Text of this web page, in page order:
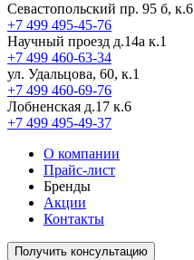
Севастопольский пр. 95 б, к.6
+7 499 495-45-76
Научный проезд д.14а к.1
+7 499 460-63-34
ул. Удальцова, 60, к.1
+7 499 460-69-76
Лобненская д.17 к.6
+7 499 495-49-37
О компании
Прайс-лист
Бренды
Акции
Контакты
Получить консультацию